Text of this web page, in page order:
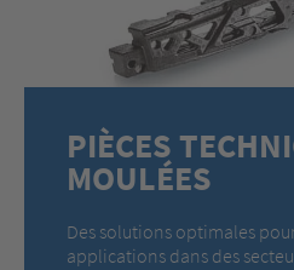
PIÈCES
MOULÉES
Des solutions optimales
applications dans des